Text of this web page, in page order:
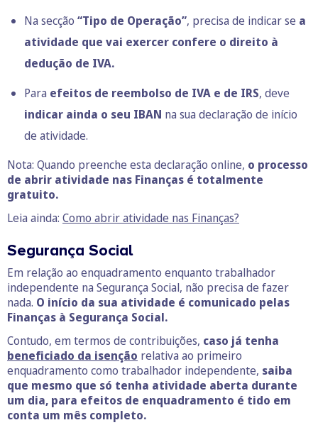
Na secção “Tipo de Operação”, precisa de indicar se a
atividade que vai exercer confere o direito à
dedução de IVA.
Para efeitos de reembolso de IVA e de IRS, deve
indicar ainda o seu IBAN na sua declaração de início
de atividade.
Nota: Quando preenche esta declaração online, o processo
de abrir atividade nas Finanças é totalmente
gratuito.
Leia ainda: Como abrir atividade nas Finanças?
Segurança Social
Em relação ao enquadramento enquanto trabalhador
independente na Segurança Social, não precisa de fazer
nada. O início da sua atividade é comunicado pelas
Finanças à Segurança Social.
Contudo, em termos de contribuições, caso já tenha
beneficiado da isenção relativa ao primeiro
enquadramento como trabalhador independente, saiba
que mesmo que só tenha atividade aberta durante
um dia, para efeitos de enquadramento é tido em
conta um mês completo.